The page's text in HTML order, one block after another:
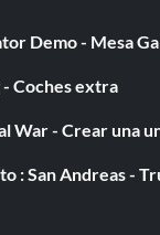
Demo - Mesa
Coches extra
War - Crear una
: San Andreas -